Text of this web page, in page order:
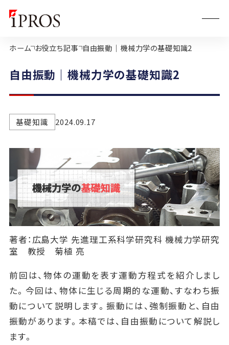
ホーム お役立ち記事 自由振動｜機械力学の基礎知識2
自由振動｜機械力学の基礎知識2
基礎知識 2024.09.17
著者：広島大学 先進理工系科学研究科 機械力学研究
室 教授 菊植 亮
前回は、物体の運動を表す運動方程式を紹介しまし
た。今回は、物体に生じる周期的な運動、すなわち振
動について説明します。振動には、強制振動と、自由
振動があります。本稿では、自由振動について解説し
ます。